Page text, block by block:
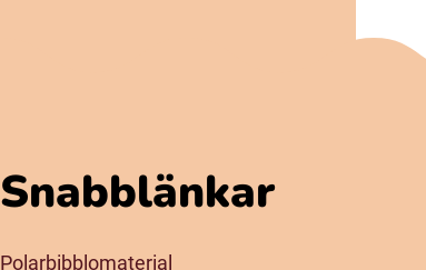
Snabblänkar
Polarbibblomaterial